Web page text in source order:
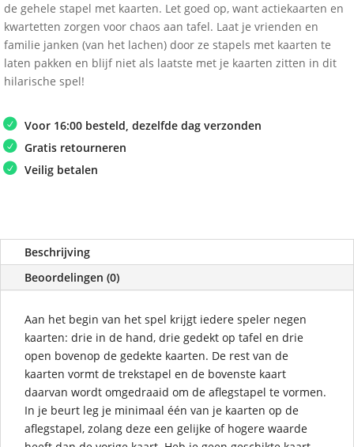
de gehele stapel met kaarten. Let goed op, want actiekaarten en
kwartetten zorgen voor chaos aan tafel. Laat je vrienden en
familie janken (van het lachen) door ze stapels met kaarten te
laten pakken en blijf niet als laatste met je kaarten zitten in dit
hilarische spel!
Voor 16:00 besteld, dezelfde dag verzonden
Gratis retourneren
Veilig betalen
Beschrijving
Beoordelingen (0)
Aan het begin van het spel krijgt iedere speler negen
kaarten: drie in de hand, drie gedekt op tafel en drie
open bovenop de gedekte kaarten. De rest van de
kaarten vormt de trekstapel en de bovenste kaart
daarvan wordt omgedraaid om de aflegstapel te vormen.
In je beurt leg je minimaal één van je kaarten op de
aflegstapel, zolang deze een gelijke of hogere waarde